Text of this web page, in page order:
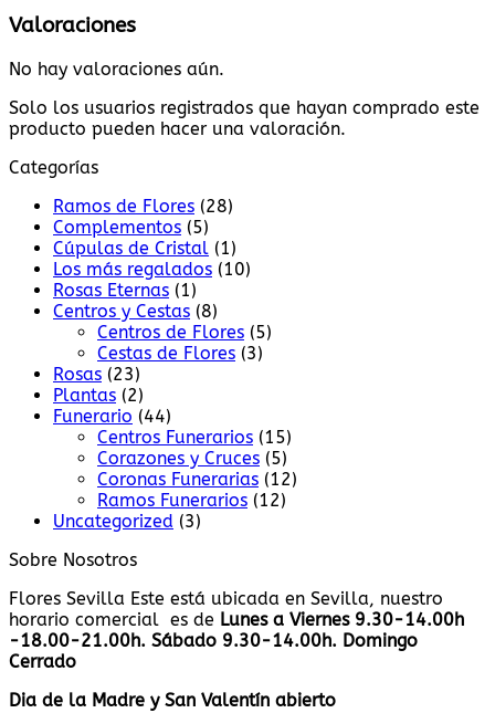
Valoraciones
No hay valoraciones aún.
Solo los usuarios registrados que hayan comprado este
producto pueden hacer una valoración.
Categorías
Ramos de Flores (28)
Complementos (5)
Cúpulas de Cristal (1)
Los más regalados (10)
Rosas Eternas (1)
Centros y Cestas (8)
Centros de Flores (5)
Cestas de Flores (3)
Rosas (23)
Plantas (2)
Funerario (44)
Centros Funerarios (15)
Corazones y Cruces (5)
Coronas Funerarias (12)
Ramos Funerarios (12)
Uncategorized (3)
Sobre Nosotros
Flores Sevilla Este está ubicada en Sevilla, nuestro
horario comercial es de Lunes a Viernes 9.30-14.00h
-18.00-21.00h. Sábado 9.30-14.00h. Domingo
Cerrado
Dia de la Madre y San Valentín abierto